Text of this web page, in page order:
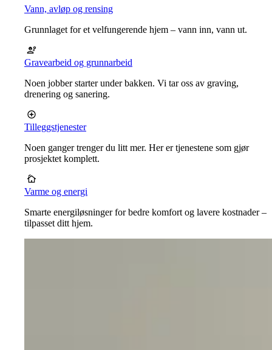
Vann, avløp og rensing
Grunnlaget for et velfungerende hjem – vann inn, vann ut.
Gravearbeid og grunnarbeid
Noen jobber starter under bakken. Vi tar oss av graving,
drenering og sanering.
Tilleggstjenester
Noen ganger trenger du litt mer. Her er tjenestene som gjør
prosjektet komplett.
Varme og energi
Smarte energiløsninger for bedre komfort og lavere kostnader –
tilpasset ditt hjem.